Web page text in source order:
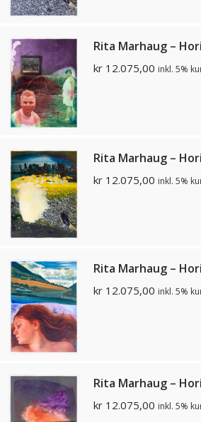
Rita Marhaug –
kr 12.075,00 inkl. 5%
Rita Marhaug –
kr 12.075,00 inkl. 5%
Rita Marhaug –
kr 12.075,00 inkl. 5%
Rita Marhaug –
kr 12.075,00 inkl. 5%